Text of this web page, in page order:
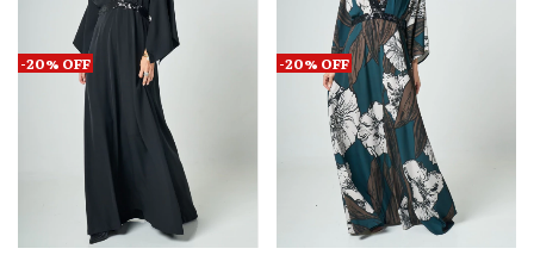
-20% OFF -20% OFF